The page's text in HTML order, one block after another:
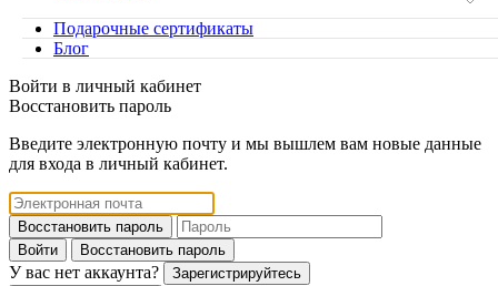
Подарочные сертификаты
Блог
Войти в личный кабинет
Восстановить пароль
Введите электронную почту и мы вышлем вам новые данные
для входа в личный кабинет.
Восстановить пароль
Войти
Восстановить пароль
У вас нет аккаунта?
Зарегистрируйтесь